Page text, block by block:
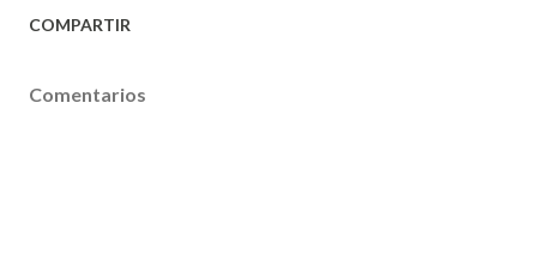
COMPARTIR
Comentarios